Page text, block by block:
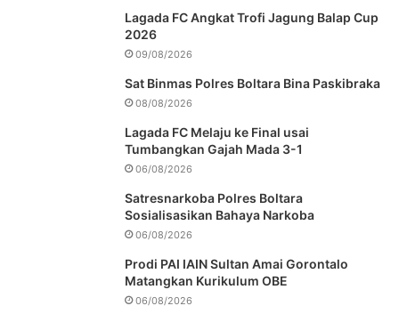
Lagada FC Angkat Trofi Jagung Balap Cup
2026
09/08/2026
Sat Binmas Polres Boltara Bina Paskibraka
08/08/2026
Lagada FC Melaju ke Final usai
Tumbangkan Gajah Mada 3-1
06/08/2026
Satresnarkoba Polres Boltara
Sosialisasikan Bahaya Narkoba
06/08/2026
Prodi PAI IAIN Sultan Amai Gorontalo
Matangkan Kurikulum OBE
06/08/2026